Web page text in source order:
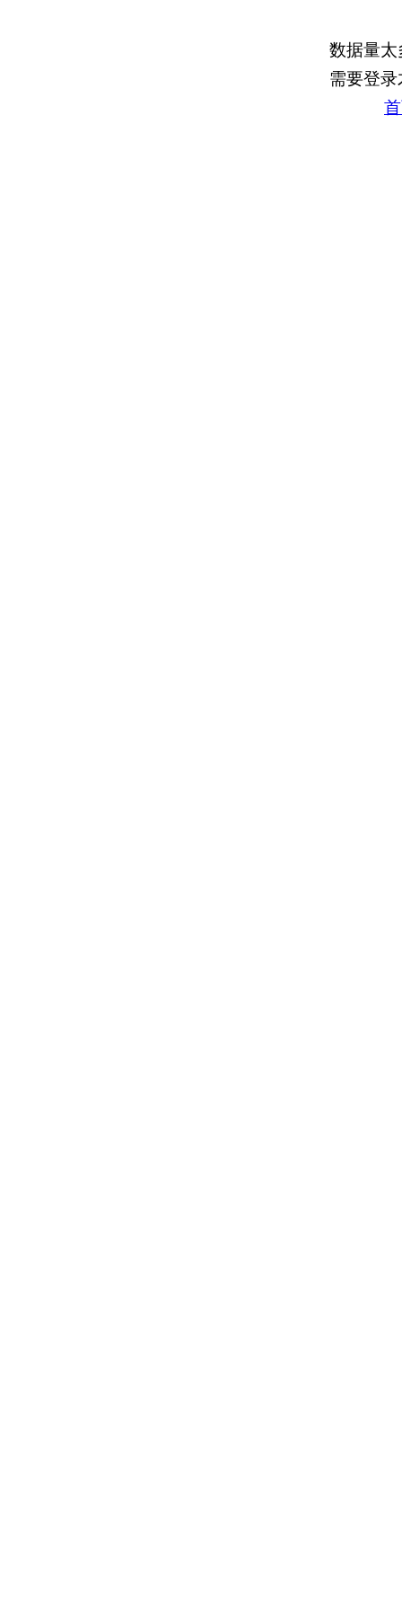
数据量太
需要登